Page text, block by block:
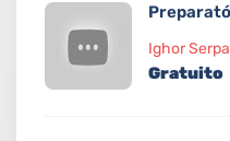
Ighor Serpa
Gratuito